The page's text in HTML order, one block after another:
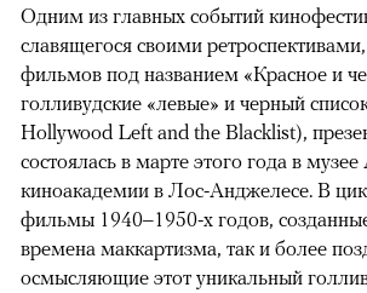
Одним из главных событий
славящегося своими
фильмов под названием «Красное и
голливудские «левые» и черный
Hollywood Left and the Blacklist),
состоялась в марте этого года в
киноакадемии в Лос-Анджелесе. В
фильмы 1940–1950-х годов,
времена маккартизма, так и более
осмысляющие этот уникальный